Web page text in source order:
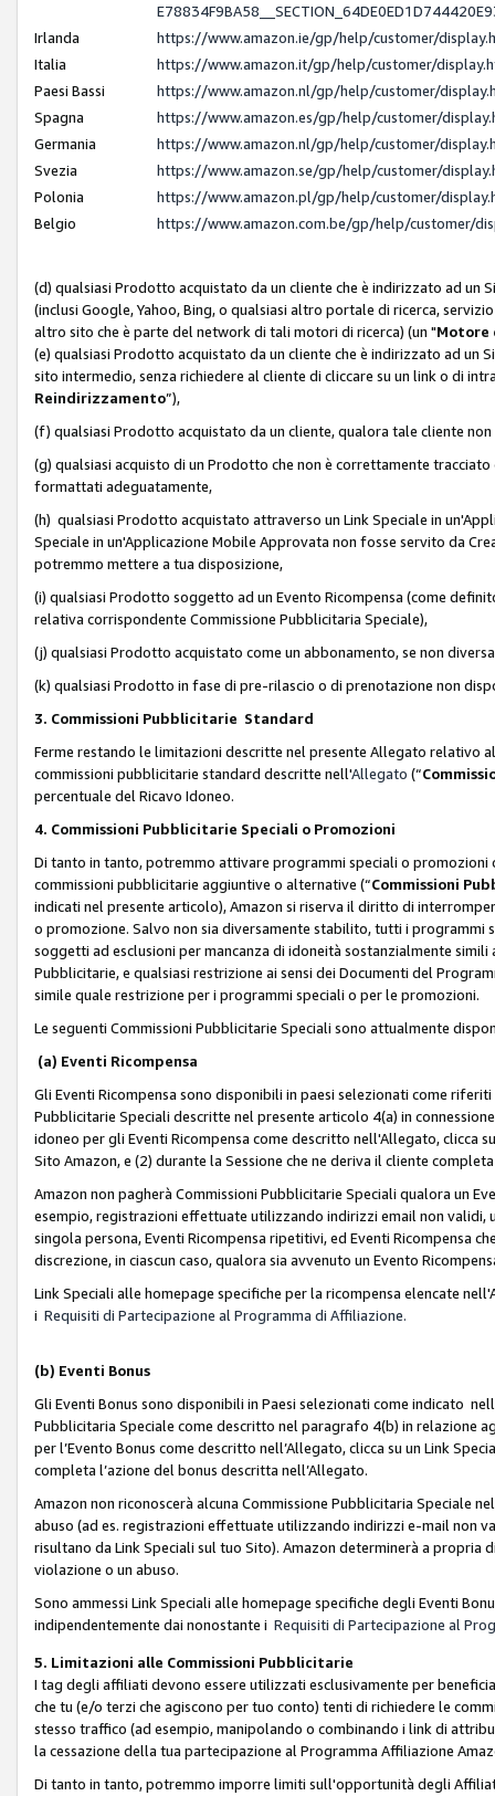
Irlanda
https://www.amazon.ie/gp/help/customer/
Italia
https://www.amazon.it/gp/help/customer/
Paesi Bassi
https://www.amazon.nl/gp/help/customer/
Spagna
https://www.amazon.es/gp/help/customer/
Germania
https://www.amazon.nl/gp/help/customer/
Svezia
https://www.amazon.se/gp/help/customer/
Polonia
https://www.amazon.pl/gp/help/customer/
Belgio
https://www.amazon.com.be/gp/help/customer/
(d) qualsiasi Prodotto acquistato da un cliente che è indirizzato ad un
(inclusi Google, Yahoo, Bing, o qualsiasi altro portale di ricerca,
altro sito che è parte del network di tali motori di ricerca) (un "Motore
(e) qualsiasi Prodotto acquistato da un cliente che è indirizzato ad un
sito intermedio, senza richiedere al cliente di cliccare su un link o di
Reindirizzamento”),
(f) qualsiasi Prodotto acquistato da un cliente, qualora tale cliente
(g) qualsiasi acquisto di un Prodotto che non è correttamente
formattati adeguatamente,
(h) qualsiasi Prodotto acquistato attraverso un Link Speciale in
Speciale in un'Applicazione Mobile Approvata non fosse servito da
potremmo mettere a tua disposizione,
(i) qualsiasi Prodotto soggetto ad un Evento Ricompensa (come
relativa corrispondente Commissione Pubblicitaria Speciale),
(j) qualsiasi Prodotto acquistato come un abbonamento, se non
(k) qualsiasi Prodotto in fase di pre-rilascio o di prenotazione non
3. Commissioni Pubblicitarie Standard
Ferme restando le limitazioni descritte nel presente Allegato relativo
commissioni pubblicitarie standard descritte nell'Allegato (“
percentuale del Ricavo Idoneo.
4. Commissioni Pubblicitarie Speciali o Promozioni
Di tanto in tanto, potremmo attivare programmi speciali o
commissioni pubblicitarie aggiuntive o alternative (“Commissioni
indicati nel presente articolo), Amazon si riserva il diritto di
o promozione. Salvo non sia diversamente stabilito, tutti i
soggetti ad esclusioni per mancanza di idoneità sostanzialmente
Pubblicitarie, e qualsiasi restrizione ai sensi dei Documenti del
simile quale restrizione per i programmi speciali o per le promozioni.
Le seguenti Commissioni Pubblicitarie Speciali sono attualmente
(a) Eventi Ricompensa
Gli Eventi Ricompensa sono disponibili in paesi selezionati come
Pubblicitarie Speciali descritte nel presente articolo 4(a) in
idoneo per gli Eventi Ricompensa come descritto nell'Allegato, clicca
Sito Amazon, e (2) durante la Sessione che ne deriva il cliente
Amazon non pagherà Commissioni Pubblicitarie Speciali qualora un
esempio, registrazioni effettuate utilizzando indirizzi email non
singola persona, Eventi Ricompensa ripetitivi, ed Eventi Ricompensa
discrezione, in ciascun caso, qualora sia avvenuto un Evento
Link Speciali alle homepage specifiche per la ricompensa elencate
i Requisiti di Partecipazione al Programma di Affiliazione.
(b) Eventi Bonus
Gli Eventi Bonus sono disponibili in Paesi selezionati come indicato
Pubblicitaria Speciale come descritto nel paragrafo 4(b) in relazione
per l’Evento Bonus come descritto nell’Allegato, clicca su un Link
completa l’azione del bonus descritta nell’Allegato.
Amazon non riconoscerà alcuna Commissione Pubblicitaria Speciale
abuso (ad es. registrazioni effettuate utilizzando indirizzi e-mail non
risultano da Link Speciali sul tuo Sito). Amazon determinerà a propria
violazione o un abuso.
Sono ammessi Link Speciali alle homepage specifiche degli Eventi
indipendentemente dai nonostante i Requisiti di Partecipazione al
5. Limitazioni alle Commissioni Pubblicitarie
I tag degli affiliati devono essere utilizzati esclusivamente per
che tu (e/o terzi che agiscono per tuo conto) tenti di richiedere le
stesso traffico (ad esempio, manipolando o combinando i link di
la cessazione della tua partecipazione al Programma Affiliazione
Di tanto in tanto, potremmo imporre limiti sull'opportunità degli